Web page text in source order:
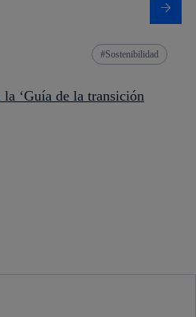
Sostenibilidad
‘Guía de la transición